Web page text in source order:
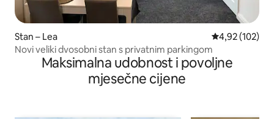
Stan – Lea Prosječna
4,92 (102)
Novi veliki dvosobni stan s privatnim parkingom
Maksimalna udobnost i povoljne
mjesečne cijene